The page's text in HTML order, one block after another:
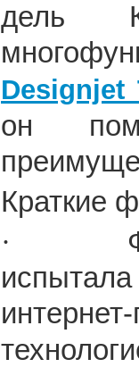
дель
Designjet
он
Краткие
·